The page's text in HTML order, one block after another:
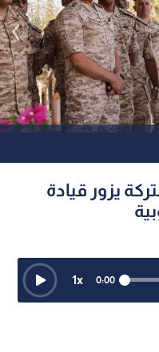
يزور قيادة
0:00
1x